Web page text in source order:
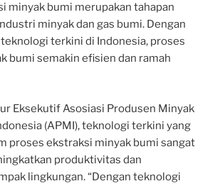
minyak bumi merupakan tahapan
minyak dan gas bumi. Dengan
terkini di Indonesia, proses
bumi semakin efisien dan ramah
Eksekutif Asosiasi Produsen Minyak
(APMI), teknologi terkini yang
proses ekstraksi minyak bumi sangat
produktivitas dan
lingkungan. “Dengan teknologi